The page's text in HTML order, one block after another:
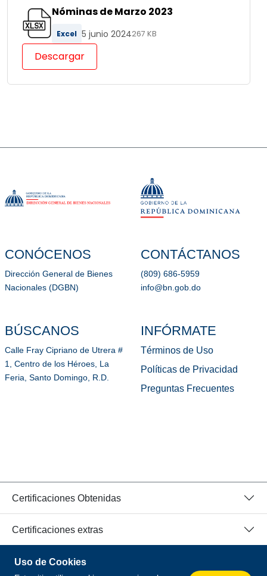
Nóminas de Marzo 2023
Excel 5 junio 2024267 KB
Descargar
CONÓCENOS
Dirección General de Bienes
Nacionales (DGBN)
BÚSCANOS
Calle Fray Cipriano de Utrera #
1, Centro de los Héroes, La
Feria, Santo Domingo, R.D.
CONTÁCTANOS
(809) 686-5959
info@bn.gob.do
INFÓRMATE
Términos de Uso
Políticas de Privacidad
Preguntas Frecuentes
Certificaciones Obtenidas
Certificaciones extras
© 2026 Todos los Derechos Reservados.
Uso de Cookies